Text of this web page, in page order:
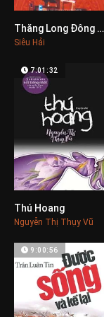
0Thăng Long Đông Đô – Hà Nội
Siêu Hải
7:01:32
Thú Hoang
Nguyễn Thị Thụy Vũ
9:00:56